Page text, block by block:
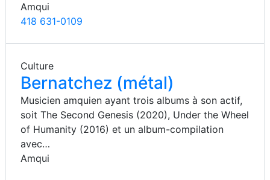
Amqui
418 631-0109
Culture
Bernatchez (métal)
Musicien amquien ayant trois albums à son actif,
soit The Second Genesis (2020), Under the Wheel
of Humanity (2016) et un album-compilation
avec…
Amqui